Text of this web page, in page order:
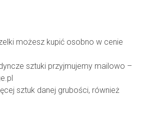
możesz kupić osobno w cenie
sztuki przyjmujemy mailowo –
sztuk danej grubości, również